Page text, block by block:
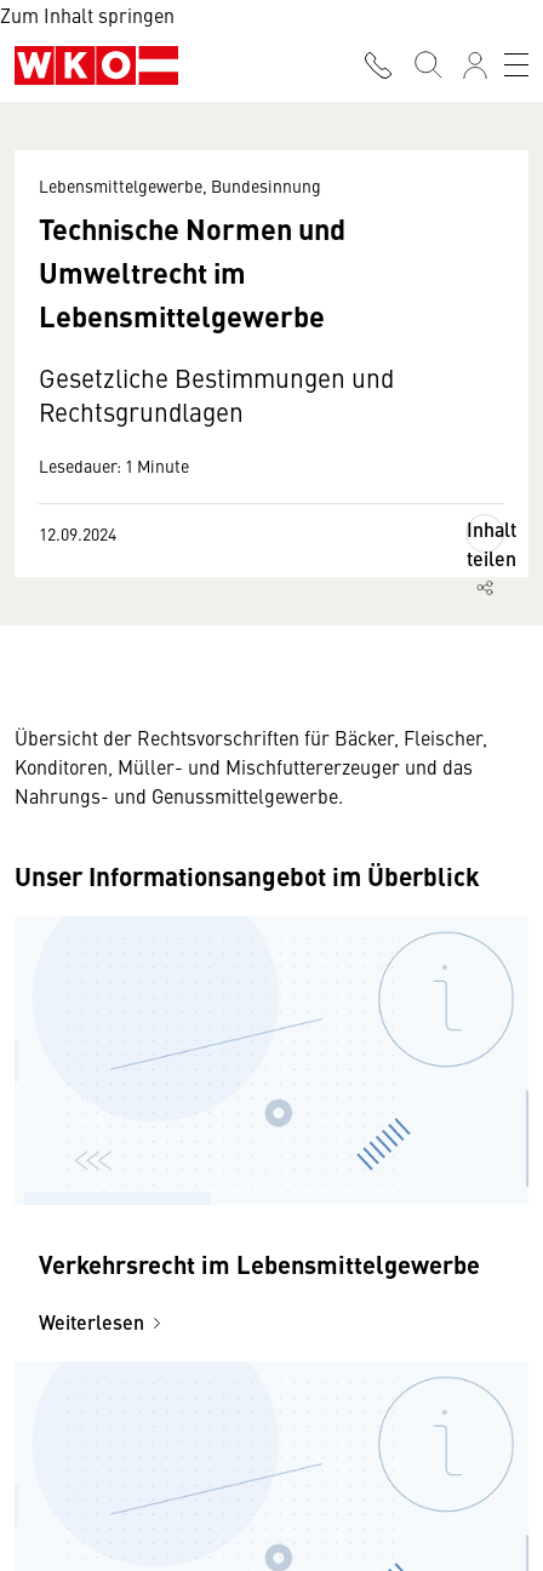
Zum Inhalt springen
Lebensmittelgewerbe, Bundesinnung
Technische Normen und
Umweltrecht im
Lebensmittelgewerbe
Gesetzliche Bestimmungen und
Rechtsgrundlagen
Lesedauer: 1 Minute
12.09.2024
Inhalt
teilen
Übersicht der Rechtsvorschriften für Bäcker, Fleischer,
Konditoren, Müller- und Mischfuttererzeuger und das
Nahrungs- und Genussmittelgewerbe.
Unser Informationsangebot im Überblick
Verkehrsrecht im Lebensmittelgewerbe
Weiterlesen